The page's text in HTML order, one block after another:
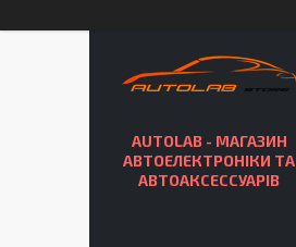
AUTOLAB - МАГАЗИН
АВТОЕЛЕКТРОНІКИ ТА
АВТОАКСЕССУАРІВ